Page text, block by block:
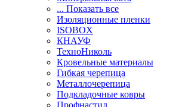
... Показать все
Изоляционные пленки
ISOBOX
КНАУФ
ТехноНиколь
Кровельные материалы
Гибкая черепица
Металлочерепица
Подкладочные ковры
Профнастил